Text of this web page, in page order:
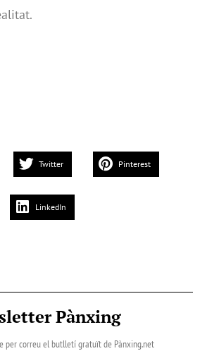
Twitter Pinterest
LinkedIn
Pànxing
per correu el butlletí gratuït de Pànxing.net​